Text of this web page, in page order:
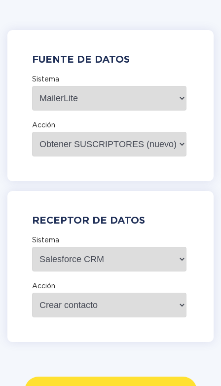
FUENTE DE DATOS
Sistema
Acción
RECEPTOR DE DATOS
Sistema
Acción